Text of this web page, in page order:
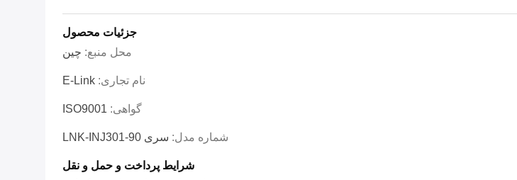
جزئیات محصول
محل منبع: چین
نام تجاری: E-Link
گواهی: ISO9001
شماره مدل: سری LNK-INJ301-90
شرایط پرداخت و حمل و نقل